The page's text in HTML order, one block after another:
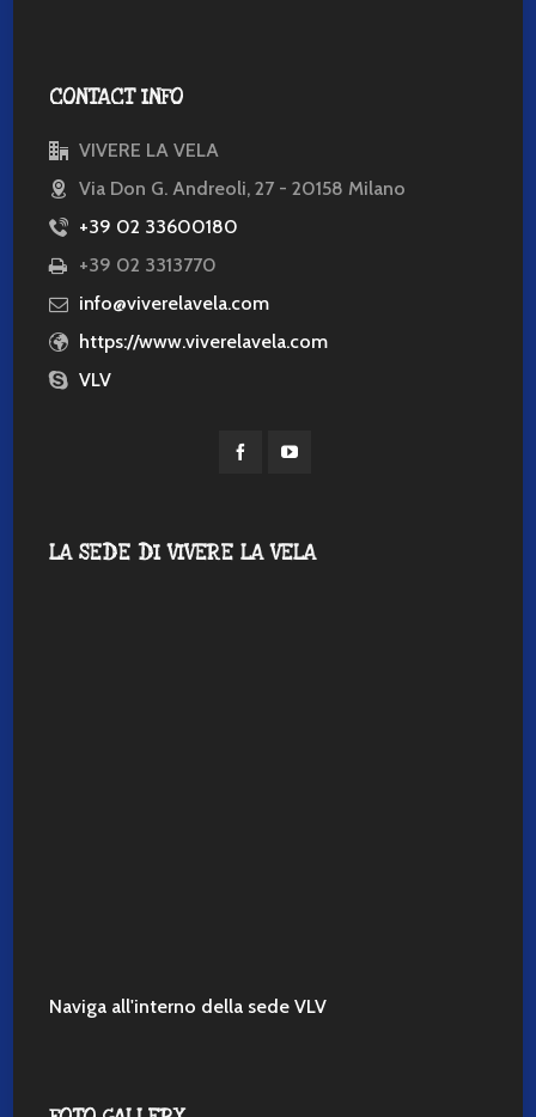
CONTACT INFO
VIVERE LA VELA
Via Don G. Andreoli, 27 - 20158 Milano
+39 02 33600180
+39 02 3313770
info@viverelavela.com
https://www.viverelavela.com
VLV
LA SEDE DI VIVERE LA VELA
Naviga all'interno della sede VLV